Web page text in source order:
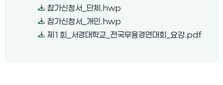
참가신청서_단체.hwp
참가신청서_개인.hwp
제1회_서경대학교_전국무용경연대회_요강.pdf(새 창